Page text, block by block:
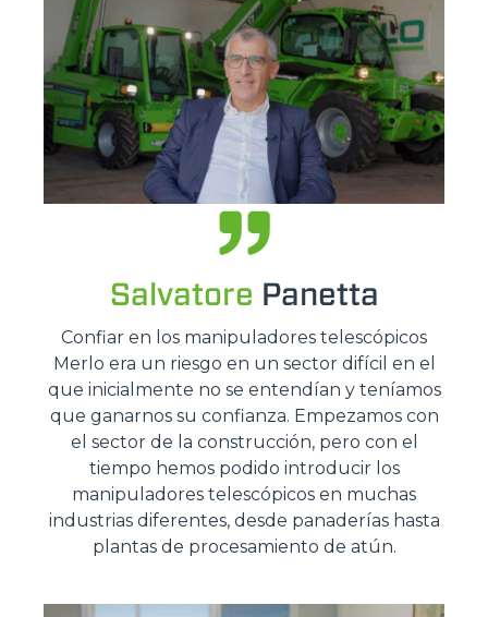
Salvatore Panetta
Confiar en los manipuladores telescópicos
Merlo era un riesgo en un sector difícil en el
que inicialmente no se entendían y teníamos
que ganarnos su confianza. Empezamos con
el sector de la construcción, pero con el
tiempo hemos podido introducir los
manipuladores telescópicos en muchas
industrias diferentes, desde panaderías hasta
plantas de procesamiento de atún.